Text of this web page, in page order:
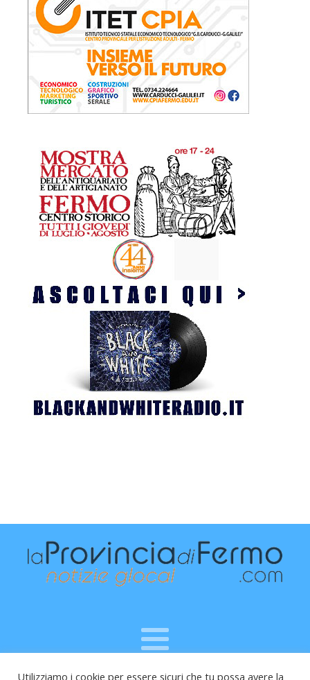
Utilizziamo i cookie per essere sicuri che tu possa avere la